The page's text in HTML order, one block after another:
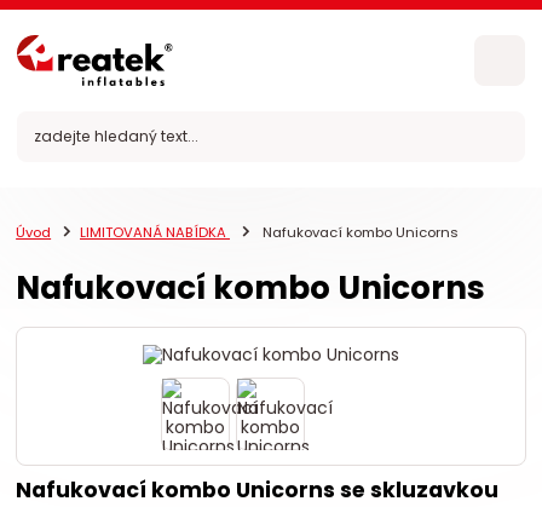
Úvod LIMITOVANÁ NABÍDKA Nafukovací kombo Unicorns
Nafukovací kombo Unicorns
Nafukovací kombo Unicorns se skluzavkou